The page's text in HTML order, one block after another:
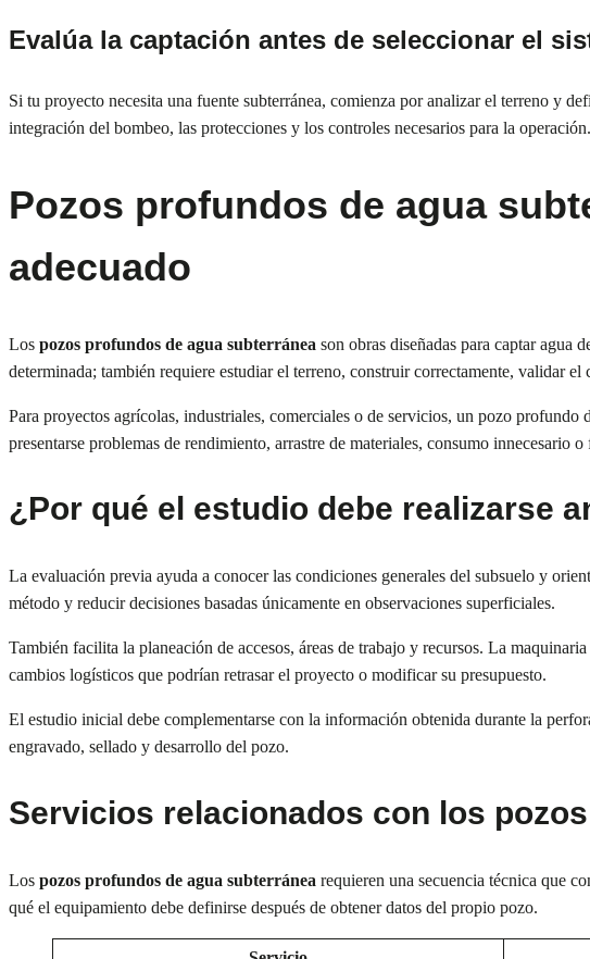
Evalúa la captación antes de seleccionar el
Si tu proyecto necesita una fuente subterránea, comienza por analizar el terreno y
integración del bombeo, las protecciones y los controles necesarios para la operación.
Pozos profundos de agua
adecuado
Los pozos profundos de agua subterránea son obras diseñadas para captar agua
determinada; también requiere estudiar el terreno, construir correctamente, validar
Para proyectos agrícolas, industriales, comerciales o de servicios, un pozo
presentarse problemas de rendimiento, arrastre de materiales, consumo innecesario
¿Por qué el estudio debe realizarse
La evaluación previa ayuda a conocer las condiciones generales del subsuelo y
método y reducir decisiones basadas únicamente en observaciones superficiales.
También facilita la planeación de accesos, áreas de trabajo y recursos. La
cambios logísticos que podrían retrasar el proyecto o modificar su presupuesto.
El estudio inicial debe complementarse con la información obtenida durante la
engravado, sellado y desarrollo del pozo.
Servicios relacionados con los
Los pozos profundos de agua subterránea requieren una secuencia técnica que
qué el equipamiento debe definirse después de obtener datos del propio pozo.